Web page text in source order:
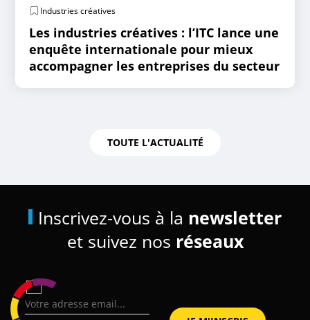
Industries créatives
Les industries créatives : l’ITC lance une
enquête internationale pour mieux
accompagner les entreprises du secteur
TOUTE L'ACTUALITÉ
Inscrivez-vous à la newsletter
et suivez nos réseaux